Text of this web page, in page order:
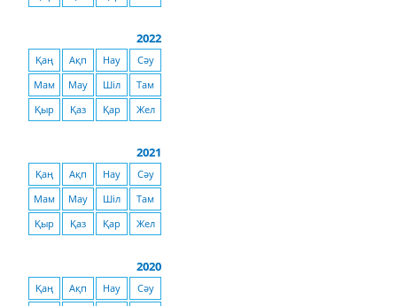
2022
Қаң Ақп Нау
Сәу
Мам
Мау Шіл
Там
Қыр
Қаз Қар Жел
2021
Қаң Ақп Нау
Сәу
Мам
Мау Шіл
Там
Қыр
Қаз Қар Жел
2020
Қаң Ақп Нау
Сәу